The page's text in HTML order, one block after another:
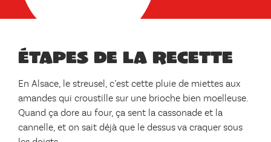
Étapes de la recette
En Alsace, le streusel, c’est cette pluie de miettes aux
amandes qui croustille sur une brioche bien moelleuse.
Quand ça dore au four, ça sent la cassonade et la
cannelle, et on sait déjà que le dessus va craquer sous